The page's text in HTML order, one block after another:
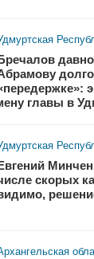
главы в
скорых